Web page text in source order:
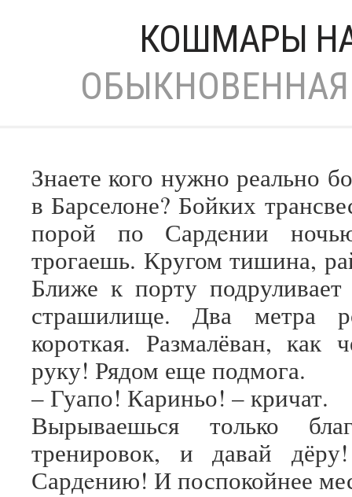
КОШМАРЫ
Знаете кого нужно реально
в Барселоне? Бойких
порой по Сардeнии
трогаешь. Кругом тишина,
Ближе к порту подруливает
страшилище. Два метра
короткая. Размалёван, как
руку! Рядом еще подмога.
– Гуапо! Кариньо! – кричат.
Вырываешься только
тренировок, и давай
Сардeнию! И поспокойнее